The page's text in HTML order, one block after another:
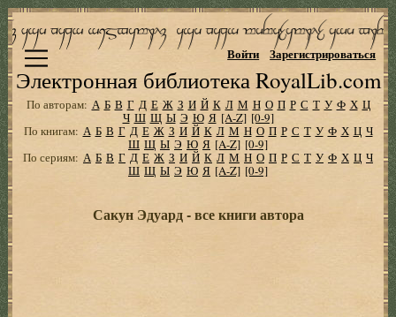
Электронная библиотека RoyalLib.com
Войти Зарегистрироваться
По авторам: А Б В Г Д Е Ж З И Й К Л М Н О П Р С Т У Ф Х Ц
Ч Ш Щ Ы Э Ю Я [A-Z] [0-9]
По книгам: А Б В Г Д Е Ж З И Й К Л М Н О П Р С Т У Ф Х Ц Ч
Ш Щ Ы Э Ю Я [A-Z] [0-9]
По сериям: А Б В Г Д Е Ж З И Й К Л М Н О П Р С Т У Ф Х Ц Ч
Ш Щ Ы Э Ю Я [A-Z] [0-9]
Сакун Эдуард - все книги автора